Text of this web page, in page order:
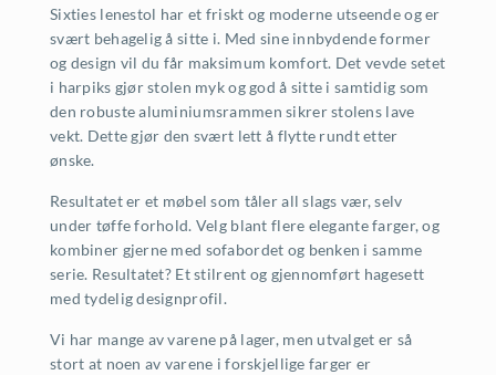
Sixties lenestol har et friskt og moderne utseende og er
svært behagelig å sitte i. Med sine innbydende former
og design vil du får maksimum komfort. Det vevde setet
i harpiks gjør stolen myk og god å sitte i samtidig som
den robuste aluminiumsrammen sikrer stolens lave
vekt. Dette gjør den svært lett å flytte rundt etter
ønske.
Resultatet er et møbel som tåler all slags vær, selv
under tøffe forhold. Velg blant flere elegante farger, og
kombiner gjerne med sofabordet og benken i samme
serie. Resultatet? Et stilrent og gjennomført hagesett
med tydelig designprofil.
Vi har mange av varene på lager, men utvalget er så
stort at noen av varene i forskjellige farger er